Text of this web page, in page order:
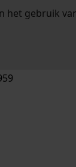
het gebruik